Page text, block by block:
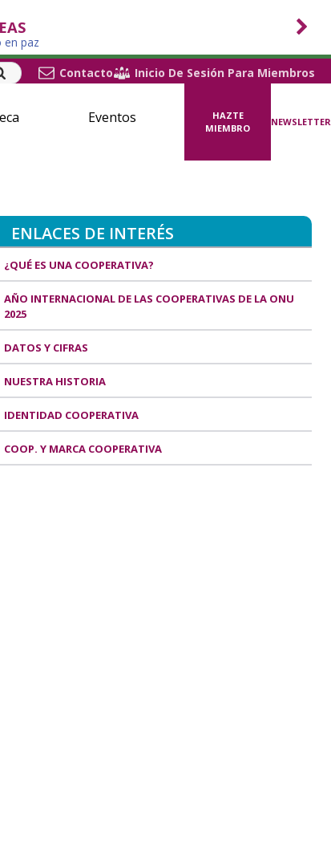
en paz
Contacto Inicio De Sesión Para Miembros
Eventos
HAZTE
MIEMBRO
NEWSLETTER
ENLACES DE INTERÉS
¿QUÉ ES UNA COOPERATIVA?
AÑO INTERNACIONAL DE LAS COOPERATIVAS DE LA ONU
2025
DATOS Y CIFRAS
NUESTRA HISTORIA
IDENTIDAD COOPERATIVA
COOP. Y MARCA COOPERATIVA